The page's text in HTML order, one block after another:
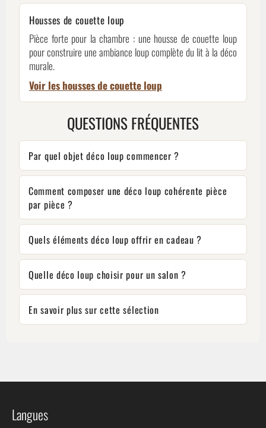
Housses de couette loup
Pièce forte pour la chambre : une housse de couette loup
pour construire une ambiance loup complète du lit à la déco
murale.
Voir les housses de couette loup
QUESTIONS FRÉQUENTES
Par quel objet déco loup commencer ?
Comment composer une déco loup cohérente pièce
par pièce ?
Quels éléments déco loup offrir en cadeau ?
Quelle déco loup choisir pour un salon ?
En savoir plus sur cette sélection
Langues